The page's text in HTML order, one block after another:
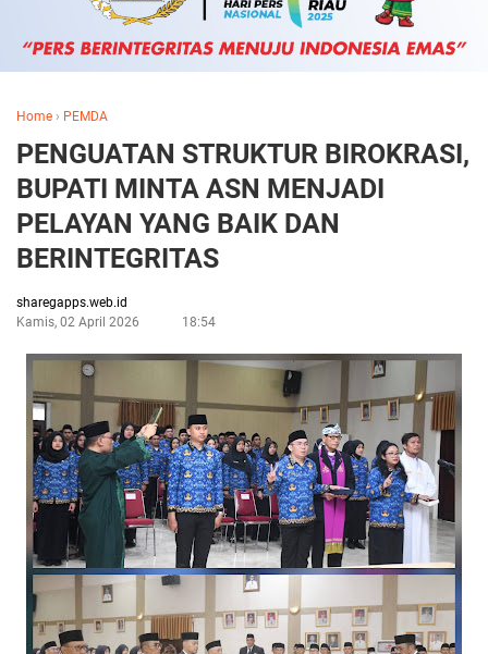
Home › PEMDA
PENGUATAN STRUKTUR BIROKRASI,
BUPATI MINTA ASN MENJADI
PELAYAN YANG BAIK DAN
BERINTEGRITAS
sharegapps.web.id
Kamis, 02 April 2026
18:54